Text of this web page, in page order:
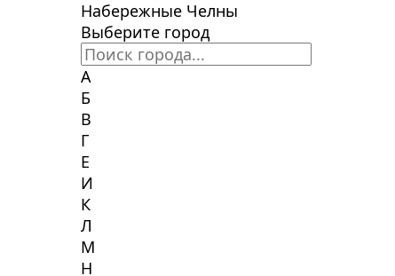
Набережные Челны
Выберите город
А
Б
В
Г
Е
И
К
Л
М
Н